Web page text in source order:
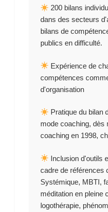
200 bilans
dans des secteurs
bilans de
publics en difficulté.
Expérience de
compétences
d'organisation
Pratique du bilan
mode coaching, dès
coaching en 1998,
Inclusion d'outils
cadre de références
Systémique, MBTI,
méditation en pleine
logothérapie,